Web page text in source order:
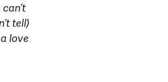
tell)
love